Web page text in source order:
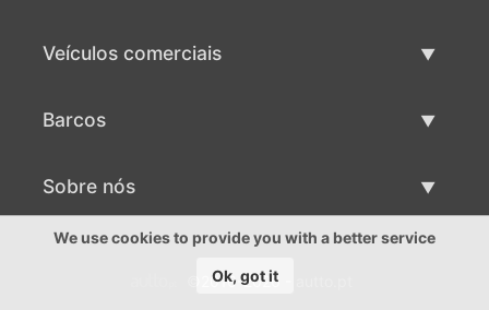
Veículos comerciais
Barcos
Venda de barcos
Sobre nós
Sobre nós
©2016-2026 - autto.pt
We use cookies to provide you with a better service
Ok, got it